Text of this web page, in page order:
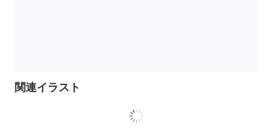
関連イラスト